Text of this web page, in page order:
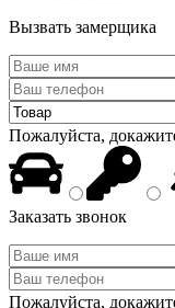
Вызвать замерщика
Пожалуйста,
Заказать звонок
Пожалуйста,